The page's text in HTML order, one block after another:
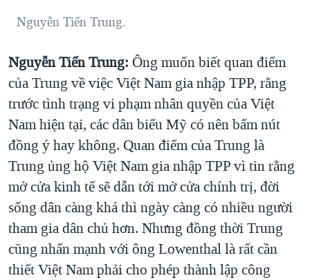
Nguyễn Tiến Trung.
Nguyễn Tiến Trung: Ông muốn biết quan điểm
của Trung về việc Việt Nam gia nhập TPP, rằng
trước tình trạng vi phạm nhân quyền của Việt
Nam hiện tại, các dân biểu Mỹ có nên bấm nút
đồng ý hay không. Quan điểm của Trung là
Trung ủng hộ Việt Nam gia nhập TPP vì tin rằng
mở cửa kinh tế sẽ dẫn tới mở cửa chính trị, đời
sống dân càng khá thì ngày càng có nhiều người
tham gia dân chủ hơn. Nhưng đồng thời Trung
cũng nhấn mạnh với ông Lowenthal là rất cần
thiết Việt Nam phải cho phép thành lập công